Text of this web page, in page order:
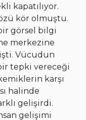
kapatılıyor.
kör olmuştu.
görsel bilgi
merkezine
Vücudun
tepki vereceği
karşı
halinde
gelişirdi.
gelişimi